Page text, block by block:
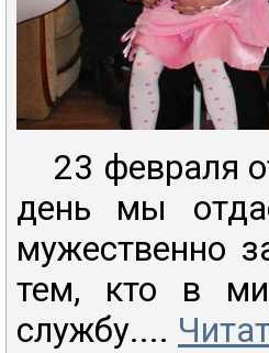
23 февраля
день мы
мужественно
тем, кто в
службу....